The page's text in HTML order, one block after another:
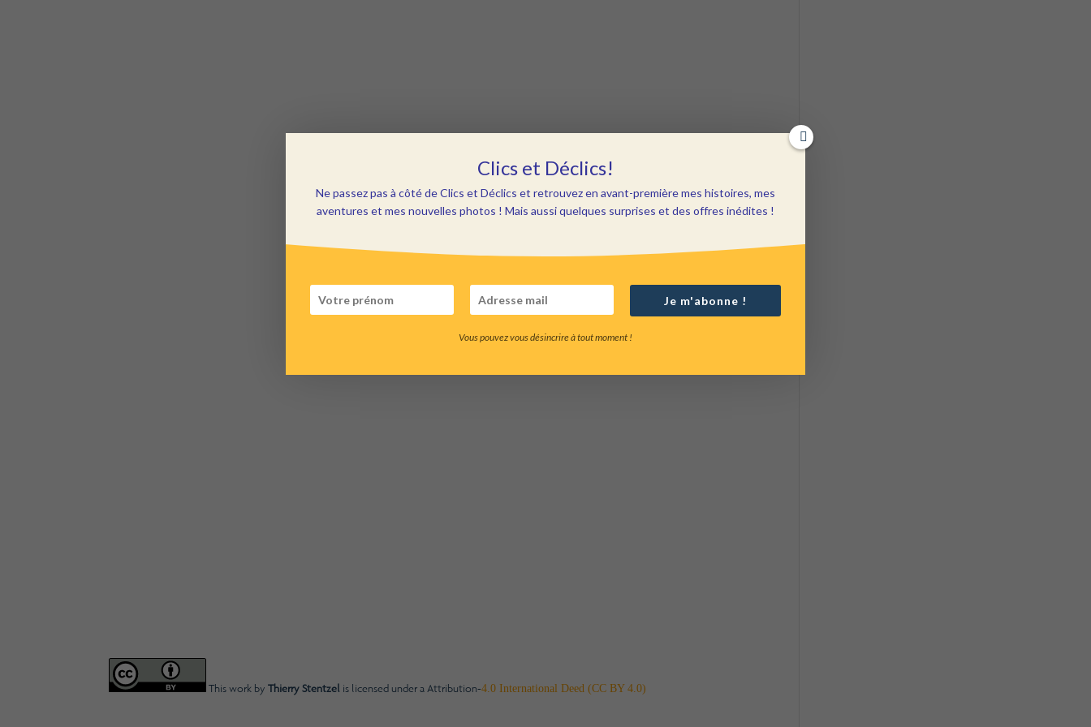
This work byThierry Stentzel is licensed under a Attribution-4.0 International Deed (CC BY 4.0)
Clics et Déclics!
Ne passez pas à côté de Clics et Déclics et retrouvez en avant-première mes histoires, mes
aventures et mes nouvelles photos ! Mais aussi quelques surprises et des offres inédites !
Je m'abonne !
Vous pouvez vous désincrire à tout moment !